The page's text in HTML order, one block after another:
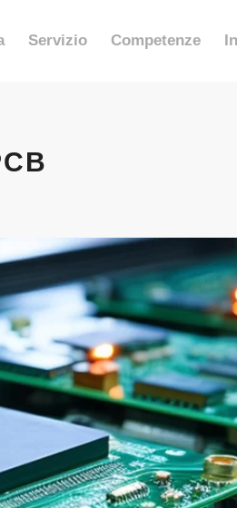
Servizio Competenze